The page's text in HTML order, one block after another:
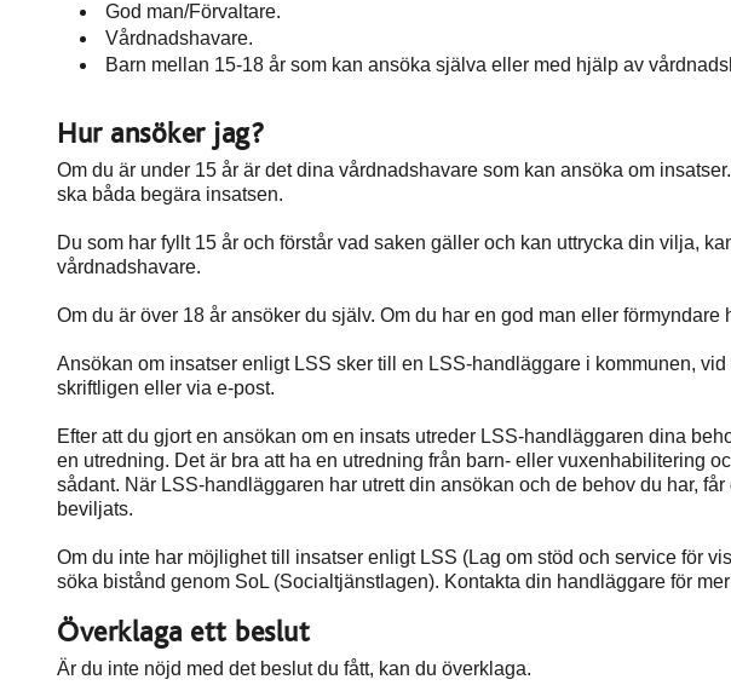
God man/Förvaltare.
Vårdnadshavare.
Barn mellan 15-18 år som kan ansöka själva eller med hjälp av
Hur ansöker jag?
Om du är under 15 år är det dina vårdnadshavare som kan ansöka om
ska båda begära insatsen.
Du som har fyllt 15 år och förstår vad saken gäller och kan uttrycka din vilja,
vårdnadshavare.
Om du är över 18 år ansöker du själv. Om du har en god man eller förmyndare
Ansökan om insatser enligt LSS sker till en LSS-handläggare i kommunen,
skriftligen eller via e-post.
Efter att du gjort en ansökan om en insats utreder LSS-handläggaren dina
en utredning. Det är bra att ha en utredning från barn- eller vuxenhabilitering
sådant. När LSS-handläggaren har utrett din ansökan och de behov du har,
beviljats.
Om du inte har möjlighet till insatser enligt LSS (Lag om stöd och service för
söka bistånd genom SoL (Socialtjänstlagen). Kontakta din handläggare för
Överklaga ett beslut
Är du inte nöjd med det beslut du fått, kan du överklaga.